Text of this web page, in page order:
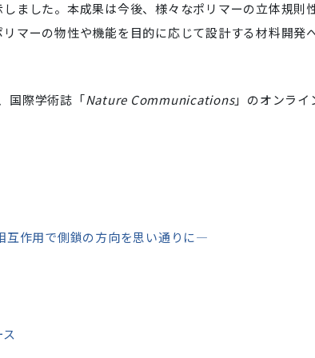
ました。本成果は今後、様々なポリマーの立体規則
マーの物性や機能を目的に応じて設計する材料開発
国際学術誌「Nature Communications」のオンライ
互作用で側鎖の方向を思い通りに―